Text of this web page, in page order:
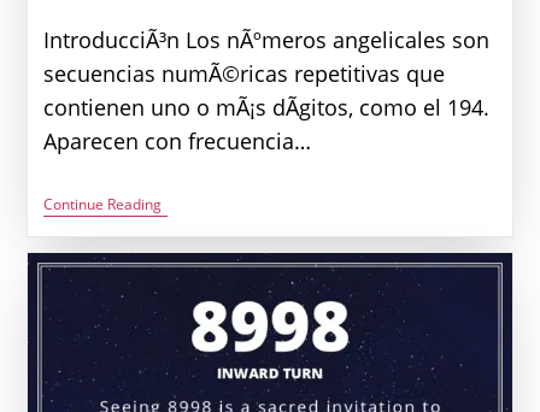
IntroducciÃ³n Los nÃºmeros angelicales son
secuencias numÃ©ricas repetitivas que
contienen uno o mÃ¡s dÃ­gitos, como el 194.
Aparecen con frecuencia…
Continue ReadingVer
El
NÃºmero
Angelical
194:
Significado:
IntervenciÃ³n
Divina
|
Significado